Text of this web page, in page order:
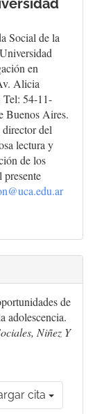
Social de la
en
Alicia
Tel: 54-11-
Buenos Aires.
del
lectura y
de los
presente
de
adolescencia.
Niñez Y
cita